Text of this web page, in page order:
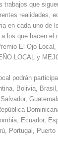
trabajos que
realidades,
en cada uno de
los que hacen el
El Ojo
LOCAL y
podrán
Bolivia,
Ecuador,
Portugal, Puerto